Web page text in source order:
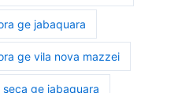
ge jabaquara
ge vila nova mazzei
ge jabaquara